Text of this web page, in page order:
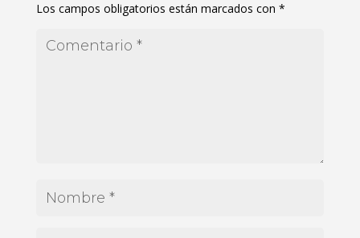
Los campos obligatorios están marcados con *